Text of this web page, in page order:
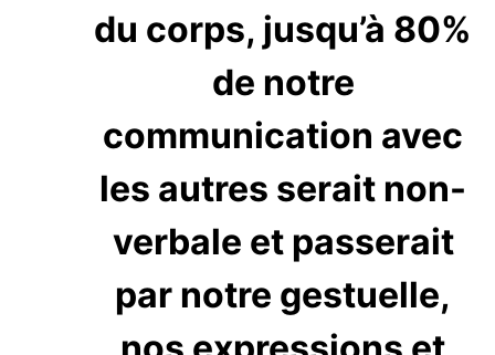
du corps, jusqu’à 80%
de notre
communication avec
les autres serait non-
verbale et passerait
par notre gestuelle,